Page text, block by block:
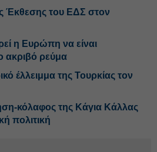
Έκθεσης του ΕΔΣ στον
η Ευρώπη να είναι
ακριβό ρεύμα
έλλειμμα της Τουρκίας τον
κόλαφος της Κάγια Κάλλας
πολιτική